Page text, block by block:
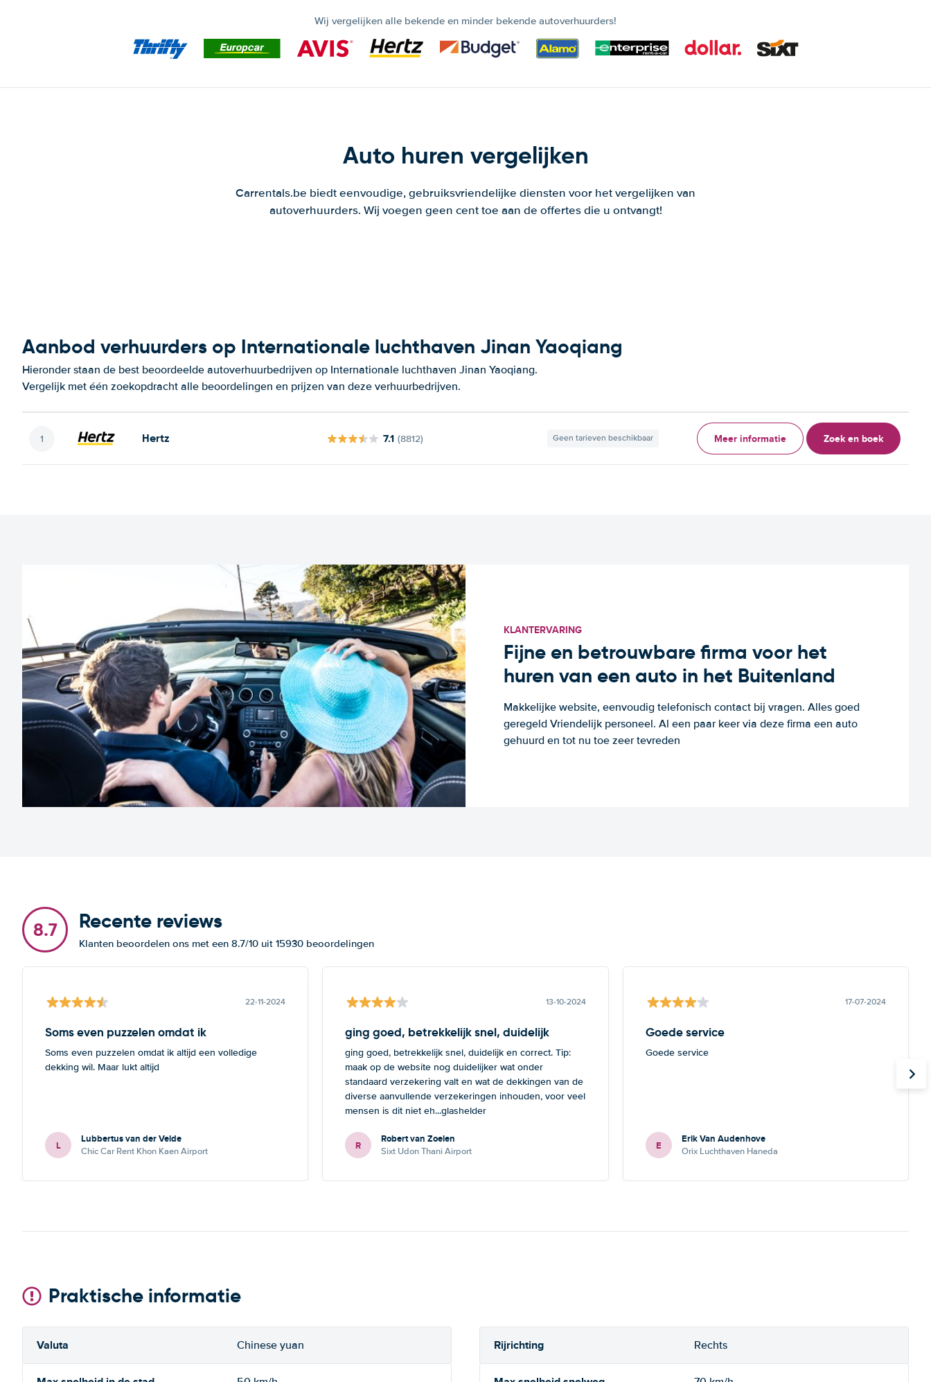
Wij vergelijken alle bekende en minder bekende autoverhuurders!
Auto huren vergelijken
Carrentals.be biedt eenvoudige, gebruiksvriendelijke diensten voor het vergelijken van
autoverhuurders. Wij voegen geen cent toe aan de offertes die u ontvangt!
Aanbod verhuurders op Internationale luchthaven Jinan Yaoqiang
Hieronder staan de best beoordeelde autoverhuurbedrijven op Internationale luchthaven Jinan Yaoqiang.
Vergelijk met één zoekopdracht alle beoordelingen en prijzen van deze verhuurbedrijven.
Hertz 7.1 (8812) Geen tarieven beschikbaar Meer informatie Zoek en boek
KLANTERVARING
Fijne en betrouwbare firma voor het
huren van een auto in het Buitenland
Makkelijke website, eenvoudig telefonisch contact bij vragen. Alles goed
geregeld Vriendelijk personeel. Al een paar keer via deze firma een auto
gehuurd en tot nu toe zeer tevreden
8.7 Recente reviews
Klanten beoordelen ons met een 8.7/10 uit 15930 beoordelingen
22-11-2024
Soms even puzzelen omdat ik
Soms even puzzelen omdat ik altijd een volledige
dekking wil. Maar lukt altijd
L Lubbertus van der Velde
Chic Car Rent Khon Kaen Airport
13-10-2024
ging goed, betrekkelijk snel, duidelijk
ging goed, betrekkelijk snel, duidelijk en correct. Tip:
maak op de website nog duidelijker wat onder
standaard verzekering valt en wat de dekkingen van de
diverse aanvullende verzekeringen inhouden, voor veel
mensen is dit niet eh...glashelder
R Robert van Zoelen
Sixt Udon Thani Airport
17-07-2024
Goede service
Goede service
E Erik Van Audenhove
Orix Luchthaven Haneda
Praktische informatie
Valuta Chinese yuan Rijrichting Rechts